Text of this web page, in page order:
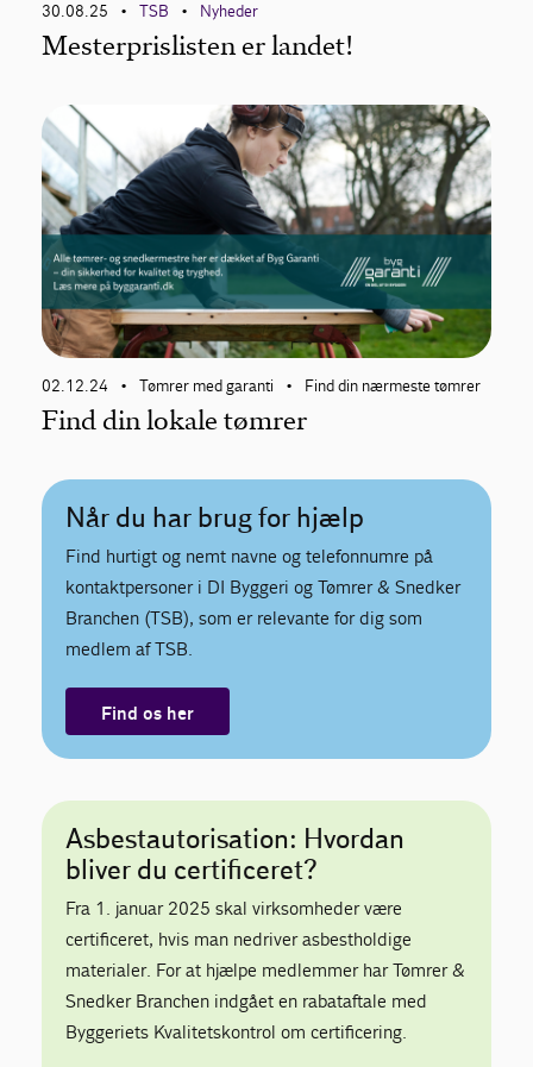
30.08.25 • TSB • Nyheder
Mesterprislisten er landet!
02.12.24 • Tømrer med garanti • Find din nærmeste tømrer
Find din lokale tømrer
Når du har brug for hjælp
Find hurtigt og nemt navne og telefonnumre på
kontaktpersoner i DI Byggeri og Tømrer & Snedker
Branchen (TSB), som er relevante for dig som
medlem af TSB.
Find os her
Asbestautorisation: Hvordan
bliver du certificeret?
Fra 1. januar 2025 skal virksomheder være
certificeret, hvis man nedriver asbestholdige
materialer. For at hjælpe medlemmer har Tømrer &
Snedker Branchen indgået en rabataftale med
Byggeriets Kvalitetskontrol om certificering.